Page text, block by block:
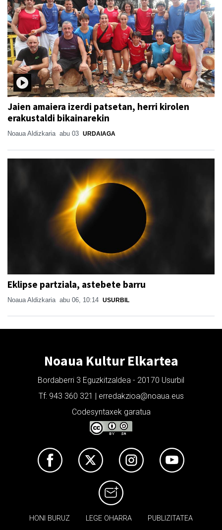
Jaien amaiera izerdi patsetan, herri kirolen
erakustaldi bikainarekin
Noaua Aldizkaria abu 03 URDAIAGA
Eklipse partziala, astebete barru
Noaua Aldizkaria abu 06, 10:14 USURBIL
Noaua Kultur Elkartea
Bordaberri 3 Eguzkitzaldea - 20170 Usurbil
Tf: 943 360 321 | erredakzioa@noaua.eus
Codesyntaxek garatua
HONI BURUZ LEGE OHARRA PUBLIZITATEA